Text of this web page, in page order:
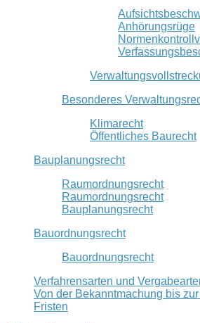
Anhörungsrüge
Besonderes
Klimarecht
Öffentliches Baurecht
Bauplanungsrecht
Raumordnungsrecht
Raumordnungsrecht
Bauplanungsrecht
Bauordnungsrecht
Bauordnungsrecht
Verfahrensarten und
Von der Bekanntmachung bis
Fristen